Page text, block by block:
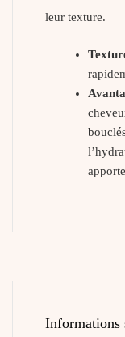
leur texture.
Informations